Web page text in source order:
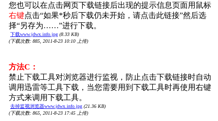
您也可以在点击网页下载链接后出现的提示信息页面用鼠标
右键点击“如果*秒后下载仍未开始，请点击此链接”然后选
择“另存为……”进行下载。
下载www.jdwx.info.jpg (8.33 KB)
(下载次数: 885, 2011-8-23 10:10 上传)
方法C：
禁止下载工具对浏览器进行监视，防止点击下载链接时自动
调用迅雷等工具下载，当您需要用到下载工具时再使用右键
方式来调用下载工具。
去掉监视浏览器www.jdwx.info.jpg (21.36 KB)
(下载次数: 865, 2011-8-23 17:45 上传)